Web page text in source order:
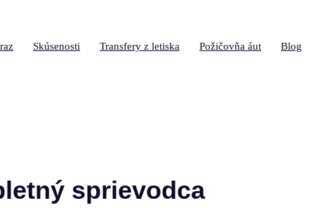
Skúsenosti Transfery z letiska Požičovňa áut Blog
sprievodca